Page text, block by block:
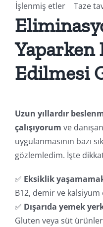
İşlenmiş etler
Taze
Yaparken
Edilmesi
Uzun yıllardır
çalışıyorum ve
uygulanmasının bazı
gözlemledim. İşte
✅ Eksiklik
B12, demir ve
✅ Dışarıda yemek
Gluten veya süt